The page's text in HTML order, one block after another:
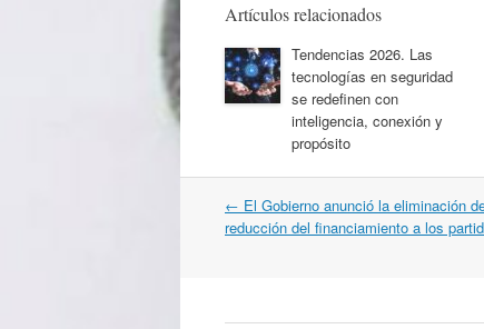
Artículos relacionados
Tendencias 2026. Las
tecnologías en seguridad
se redefinen con
inteligencia, conexión y
propósito
Navegación
por
← El Gobierno anunció la eliminación
reducción del financiamiento a los